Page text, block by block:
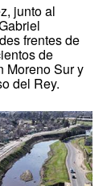
junto al
frentes de
de
Moreno Sur y
del Rey.